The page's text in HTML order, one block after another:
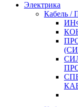
Электрика
Кабель /